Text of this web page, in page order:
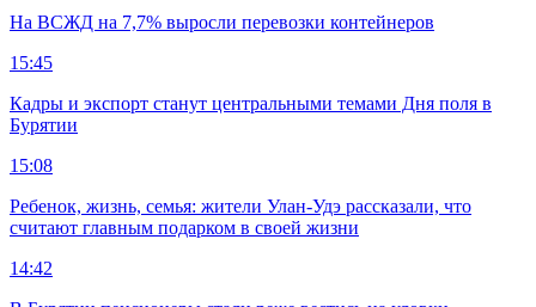
На ВСЖД на 7,7% выросли перевозки контейнеров
15:45
Кадры и экспорт станут центральными темами Дня поля в
Бурятии
15:08
Ребенок, жизнь, семья: жители Улан-Удэ рассказали, что
считают главным подарком в своей жизни
14:42